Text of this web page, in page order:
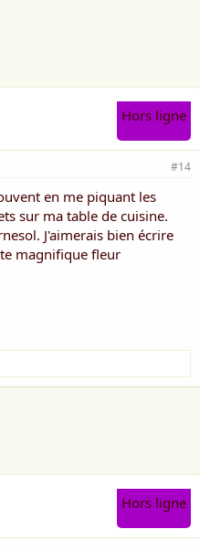
Hors ligne
#14
en me piquant les
sur ma table de cuisine.
J'aimerais bien écrire
magnifique fleur
Hors ligne